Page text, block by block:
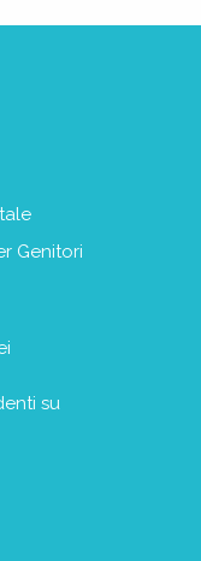
Genitori
su